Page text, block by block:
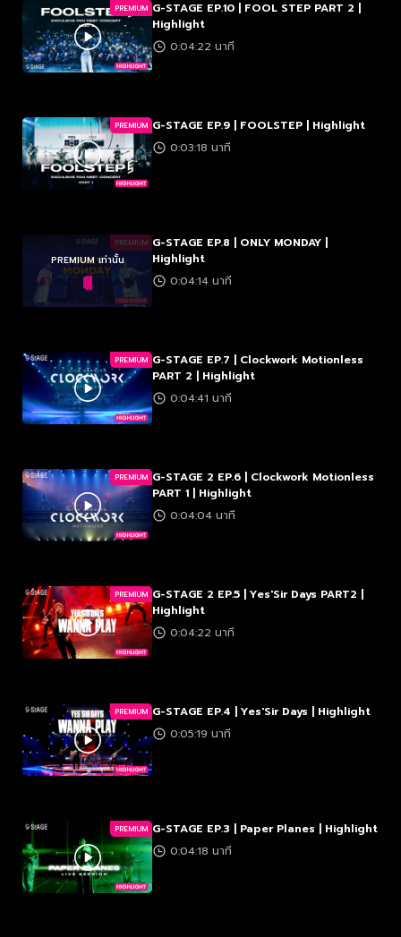
PREMIUM G-STAGE EP.10 | FOOL STEP PART 2 |
Highlight
0:04:22 นาที
PREMIUM G-STAGE EP.9 | FOOLSTEP | Highlight
0:03:18 นาที
PREMIUM
PREMIUM เท่านั้น
G-STAGE EP.8 | ONLY MONDAY |
Highlight
0:04:14 นาที
PREMIUM G-STAGE EP.7 | Clockwork Motionless
PART 2 | Highlight
0:04:41 นาที
PREMIUM G-STAGE 2 EP.6 | Clockwork Motionless
PART 1 | Highlight
0:04:04 นาที
PREMIUM G-STAGE 2 EP.5 | Yes'Sir Days PART2 |
Highlight
0:04:22 นาที
PREMIUM G-STAGE EP.4 | Yes'Sir Days | Highlight
0:05:19 นาที
PREMIUM G-STAGE EP.3 | Paper Planes | Highlight
0:04:18 นาที